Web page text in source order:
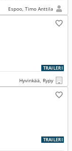
Espoo, Timo Anttila
TRAILERI
Hyvinkää, Rypy
TRAILERI